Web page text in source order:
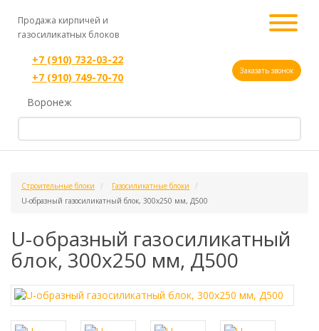
Продажа кирпичей и
газосиликатных блоков
+7 (910) 732-03-22
+7 (910) 749-70-70
Заказать звонок
Воронеж
Строительные блоки
Газосиликатные блоки
U-образный газосиликатный блок, 300х250 мм, Д500
U-образный газосиликатный
блок, 300х250 мм, Д500